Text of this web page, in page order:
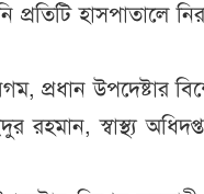
হাসপাতালে
প্রধান
রহমান, স্বাস্থ্য